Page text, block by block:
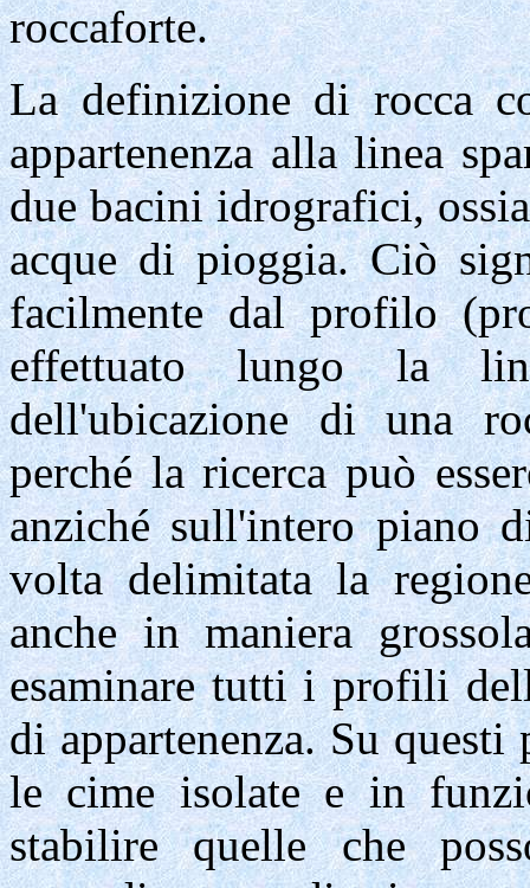
roccaforte.
La definizione di rocca
appartenenza alla linea
due bacini idrografici,
acque di pioggia. Ciò
facilmente dal profilo
effettuatolungo la
dell'ubicazione di una
perché la ricerca può
anziché sull'intero piano
volta delimitata la
anche in maniera
esaminare tutti i profili
di appartenenza. Su
le cime isolate e in
stabilire quelle che